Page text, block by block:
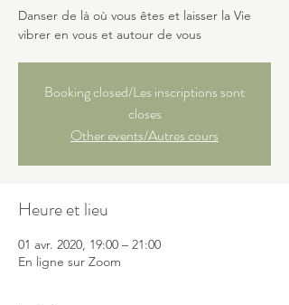
Danser de là où vous êtes et laisser la Vie
vibrer en vous et autour de vous
Booking closed/Les inscriptions sont
closes
Other events/Autres cours
Heure et lieu
01 avr. 2020, 19:00 – 21:00
En ligne sur Zoom